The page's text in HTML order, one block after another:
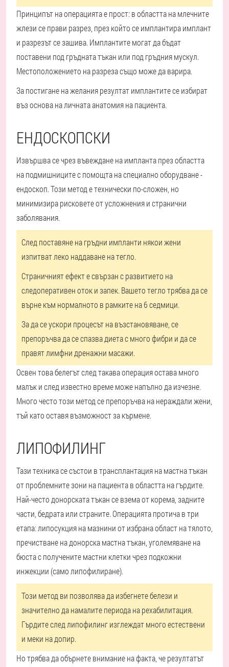
Принципът на операцията е прост: в областта на млечните
жлези се прави разрез, през който се имплантира имплант
и разрезът се зашива. Имплантите могат да бъдат
поставени под гръдната тъкан или под гръдния мускул.
Местоположението на разреза също може да варира.
За постигане на желания резултат имплантите се избират
въз основа на личната анатомия на пациента.
ЕНДОСКОПСКИ
Извършва се чрез въвеждане на импланта през областта
на подмишниците с помощта на специално оборудване -
ендоскоп. Този метод е технически по-сложен, но
минимизира рисковете от усложнения и странични
заболявания.
След поставяне на гръдни импланти някои жени
изпитват леко наддаване на тегло.
Страничният ефект е свързан с развитието на
следоперативен оток и запек. Вашето тегло трябва да се
върне към нормалното в рамките на 6 седмици.
За да се ускори процесът на възстановяване, се
препоръчва да се спазва диета с много фибри и да се
правят лимфни дренажни масажи.
Освен това белегът след такава операция остава много
малък и след известно време може напълно да изчезне.
Много често този метод се препоръчва на нераждали жени,
тъй като оставя възможност за кърмене.
ЛИПОФИЛИНГ
Тази техника се състои в трансплантация на мастна тъкан
от проблемните зони на пациента в областта на гърдите.
Най-често донорската тъкан се взема от корема, задните
части, бедрата или страните. Операцията протича в три
етапа: липосукция на мазнини от избрана област на тялото,
пречистване на донорска мастна тъкан, уголемяване на
бюста с получените мастни клетки чрез подкожни
инжекции (само липофилиране).
Този метод ви позволява да избегнете белези и
значително да намалите периода на рехабилитация.
Гърдите след липофилинг изглеждат много естествени
и меки на допир.
Но трябва да обърнете внимание на факта, че резултатът